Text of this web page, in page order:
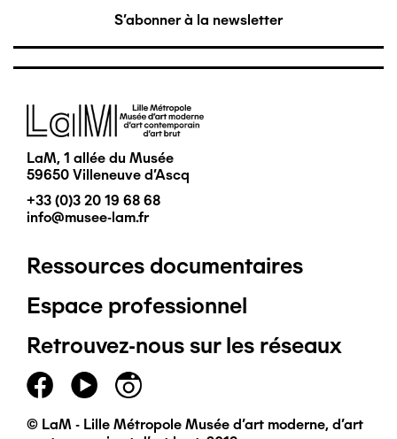
S'abonner à la newsletter
Image
LaM, 1 allée du Musée
59650 Villeneuve d'Ascq
+33 (0)3 20 19 68 68
info@musee-lam.fr
Pied
de
page
principal
Ressources documentaires
Espace professionnel
Retrouvez-nous sur les réseaux
© LaM - Lille Métropole Musée d'art moderne, d'art